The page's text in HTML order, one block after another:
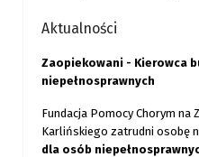
Aktualności
Zaopiekowani - Kierowca
niepełnosprawnych
Fundacja Pomocy Chorym na
Karlińskiego zatrudni osobę
dla osób